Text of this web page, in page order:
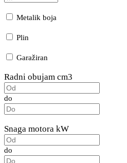
Metalik boja
Plin
Garažiran
Radni obujam cm3
do
Snaga motora kW
do